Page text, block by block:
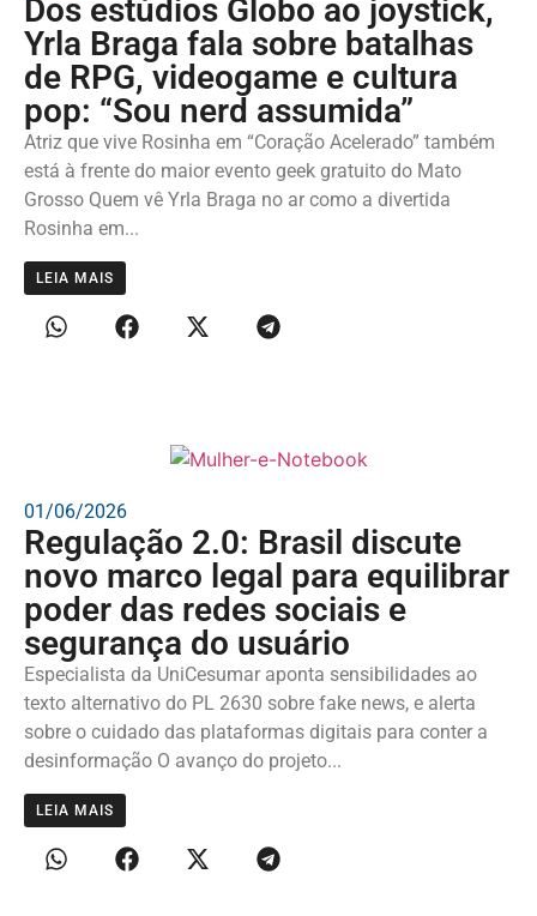
Dos estúdios Globo ao joystick,
Yrla Braga fala sobre batalhas
de RPG, videogame e cultura
pop: “Sou nerd assumida”
Atriz que vive Rosinha em “Coração Acelerado” também
está à frente do maior evento geek gratuito do Mato
Grosso Quem vê Yrla Braga no ar como a divertida
Rosinha em...
LEIA MAIS
01/06/2026
Regulação 2.0: Brasil discute
novo marco legal para equilibrar
poder das redes sociais e
segurança do usuário
Especialista da UniCesumar aponta sensibilidades ao
texto alternativo do PL 2630 sobre fake news, e alerta
sobre o cuidado das plataformas digitais para conter a
desinformação O avanço do projeto...
LEIA MAIS